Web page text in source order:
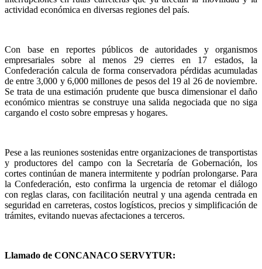
actividad económica en diversas regiones del país.
Con base en reportes públicos de autoridades y organismos
empresariales sobre al menos 29 cierres en 17 estados, la
Confederación calcula de forma conservadora pérdidas acumuladas
de entre 3,000 y 6,000 millones de pesos del 19 al 26 de noviembre.
Se trata de una estimación prudente que busca dimensionar el daño
económico mientras se construye una salida negociada que no siga
cargando el costo sobre empresas y hogares.
Pese a las reuniones sostenidas entre organizaciones de transportistas
y productores del campo con la Secretaría de Gobernación, los
cortes continúan de manera intermitente y podrían prolongarse. Para
la Confederación, esto confirma la urgencia de retomar el diálogo
con reglas claras, con facilitación neutral y una agenda centrada en
seguridad en carreteras, costos logísticos, precios y simplificación de
trámites, evitando nuevas afectaciones a terceros.
Llamado de CONCANACO SERVYTUR: